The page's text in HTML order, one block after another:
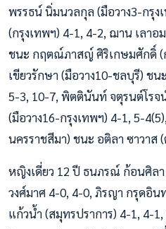
พรรธน์ นิ่มนวลกุล (มือวาง3-กรุ
(กรุงเทพฯ) 4-1, 4-2, ฌาน เลา
ชนะ กฤตณ์ภาสญ์ ศิริเกษมศักดิ์ (
เขียวรักษา (มือวาง10-ชลบุรี) ช
5-3, 10-7, พิตตินันท์ จตุรนต์โร
(มือวาง16-กรุงเทพฯ) 4-1, 5-
นครราชสีมา) ชนะ อติลา ซาวาส
หญิงเดี่ยว 12 ปี ธนภรณ์ ก้อนศิล
วงศ์มาศ 4-0, 4-0, ภิรญา กรุดอิ
แก้วน้ำ (สมุทรปราการ) 4-1, 4-